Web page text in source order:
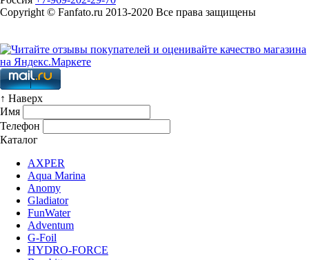
Copyright © Fanfato.ru 2013-2020 Все права защищены
↑ Наверх
Имя
Телефон
Каталог
AXPER
Aqua Marina
Anomy
Gladiator
FunWater
Adventum
G-Foil
HYDRO-FORCE